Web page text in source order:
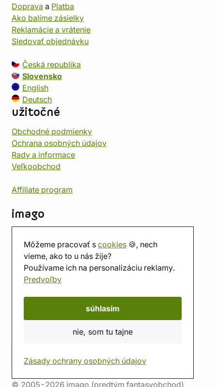
Môžeme pracovať s cookies 🍪, nech
vieme, ako to u nás žije?
Používame ich na personalizáciu reklamy.
Predvoľby
súhlasím
nie, som tu tajne
Zásady ochrany osobných údajov
Doprava a Platba
Ako balíme zásielky
Reklamácie a vrátenie
Sledovať objednávku
Česká republika
Slovensko
English
Deutsch
užitočné
Obchodné podmienky
Ochrana osobných údajov
Rady a informace
Veľkoobchod
Affiliate program
imago
Predajňa
Herňa
O nás
Hodnotenie obchodu
© 2005-2026 imago (predtým fantasyobchod)